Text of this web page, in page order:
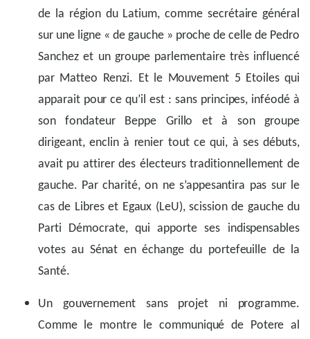
de la région du Latium, comme secrétaire général
sur une ligne « de gauche » proche de celle de Pedro
Sanchez et un groupe parlementaire très influencé
par Matteo Renzi. Et le Mouvement 5 Etoiles qui
apparait pour ce qu’il est : sans principes, inféodé à
son fondateur Beppe Grillo et à son groupe
dirigeant, enclin à renier tout ce qui, à ses débuts,
avait pu attirer des électeurs traditionnellement de
gauche. Par charité, on ne s’appesantira pas sur le
cas de Libres et Egaux (LeU), scission de gauche du
Parti Démocrate, qui apporte ses indispensables
votes au Sénat en échange du portefeuille de la
Santé.
Un gouvernement sans projet ni programme.
Comme le montre le communiqué de Potere al